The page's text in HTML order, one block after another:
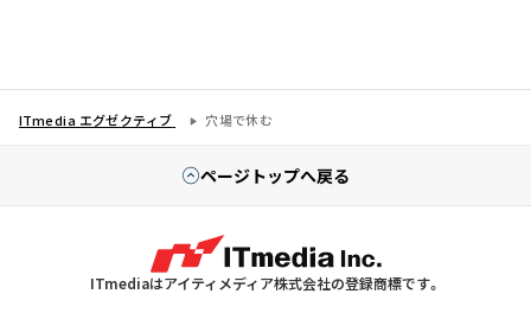
ITmedia エグゼクティブ 穴場で休む
ページトップへ戻る
ITmediaはアイティメディア株式会社の登録商標です。